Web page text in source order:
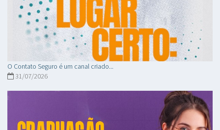
O Contato Seguro é um canal criado...
31/07/2026